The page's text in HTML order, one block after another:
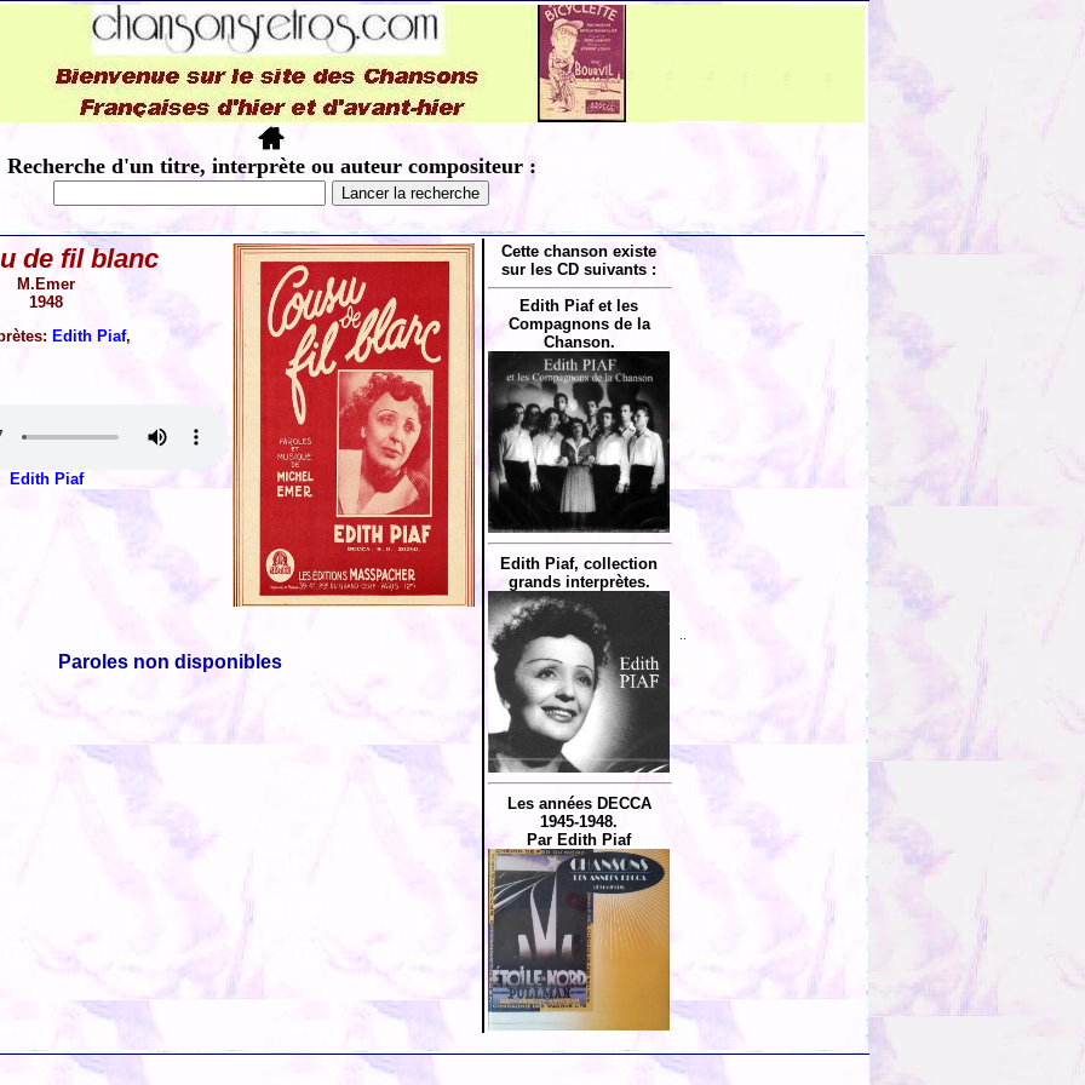
Recherche d'un titre, interprète ou auteur compositeur :
de fil blanc
M.Emer
1948
Edith Piaf,
Edith Piaf
Paroles non disponibles
Cette chanson existe
sur les CD suivants :
Edith Piaf et les
Compagnons de la
Chanson.
Edith Piaf, collection
grands interprètes.
Les années DECCA
1945-1948.
Par Edith Piaf